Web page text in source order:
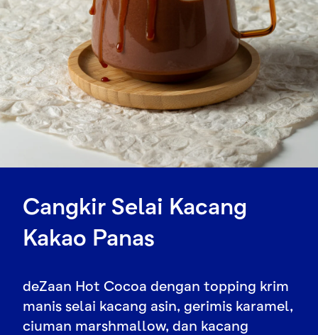
Cangkir Selai Kacang
Kakao Panas
deZaan Hot Cocoa dengan topping krim
manis selai kacang asin, gerimis karamel,
ciuman marshmallow, dan kacang